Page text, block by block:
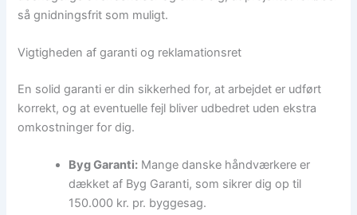
så gnidningsfrit som muligt.
Vigtigheden af garanti og reklamationsret
En solid garanti er din sikkerhed for, at arbejdet er udført
korrekt, og at eventuelle fejl bliver udbedret uden ekstra
omkostninger for dig.
Byg Garanti: Mange danske håndværkere er
dækket af Byg Garanti, som sikrer dig op til
150.000 kr. pr. byggesag.